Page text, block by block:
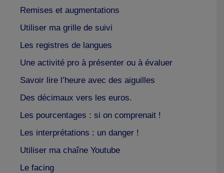
Remises et augmentations
Utiliser ma grille de suivi
Les registres de langues
Une activité pro à présenter ou à évaluer
Savoir lire l’heure avec des aiguilles
Des décimaux vers les euros.
Les pourcentages : si on comprenait !
Les interprétations : un danger !
Utiliser ma chaîne Youtube
Le facing